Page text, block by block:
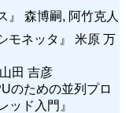
』 森博嗣, 阿竹克人
モネッタ』 米原 万
田 吉彦
のための並列プロ
ド入門』